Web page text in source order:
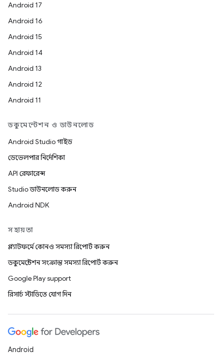
Android 17
Android 16
Android 15
Android 14
Android 13
Android 12
Android 11
ডকুমেন্টেশন ও ডাউনলোড
Android Studio গাইড
ডেভেলপার নির্দেশিকা
API রেফারেন্স
Studio ডাউনলোড করুন
Android NDK
সহায়তা
প্ল্যাটফর্মে কোনও সমস্যা রিপোর্ট করুন
ডকুমেন্টেশন সংক্রান্ত সমস্যা রিপোর্ট করুন
Google Play support
রিসার্চ স্টাডিতে যোগ দিন
Android